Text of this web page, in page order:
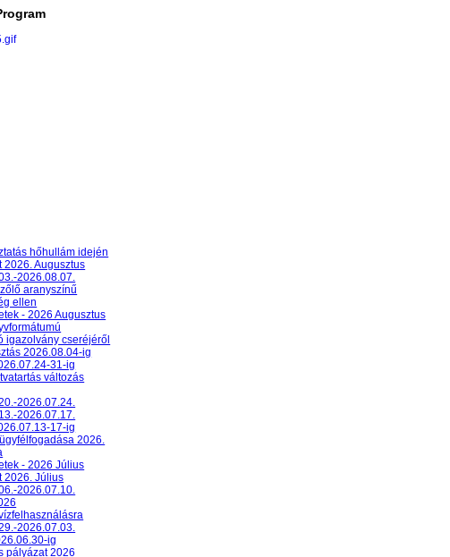
hőhullám idején
2026. Augusztus
2026.08.07.
aranyszínű
ellen
- 2026 Augusztus
igazolvány cseréjéről
2026.08.04-ig
31-ig
változás
2026.07.24.
2026.07.17.
17-ig
2026.
- 2026 Július
2026. Július
2026.07.10.
2026.07.03.
ig
pályázat 2026